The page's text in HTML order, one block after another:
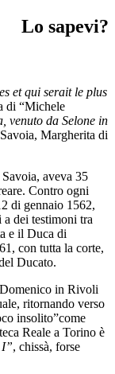
Lo sapevi?
et qui serait le plus
di “Michele
venuto da Selone in
Margherita di
aveva 35
Contro ogni
di gennaio 1562,
a dei testimoni tra
e il Duca di
con tutta la corte,
Ducato.
in Rivoli
ritornando verso
insolito”come
Reale a Torino è
I”, chissà, forse